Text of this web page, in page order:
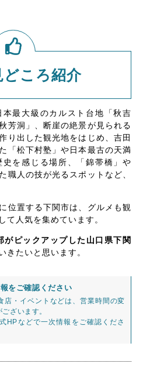
どころ紹介
最大級のカルスト台地「秋吉
芳洞」、断崖の絶景が見られる
り出した観光地をはじめ、吉田
「松下村塾」や日本最古の天満
を感じる場所、「錦帯橋」や
職人の技が光るスポットなど、
位置する下関市は、グルメも観
て人気を集めています。
ピックアップした山口県下関
きたいと思います。
をご確認ください
店・イベントなどは、営業時間の変
ざいます。
HPなどで一次情報をご確認くださ